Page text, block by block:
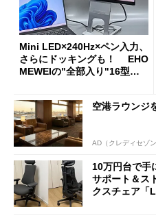
Mini LED×240Hz×ペン入力、
さらにドッキングも！ EHO
MEWEIの"全部入り"16型モ
空港ラウンジ
AD（クレディセゾン
10万円台で
サポート＆ス
クスチェア「